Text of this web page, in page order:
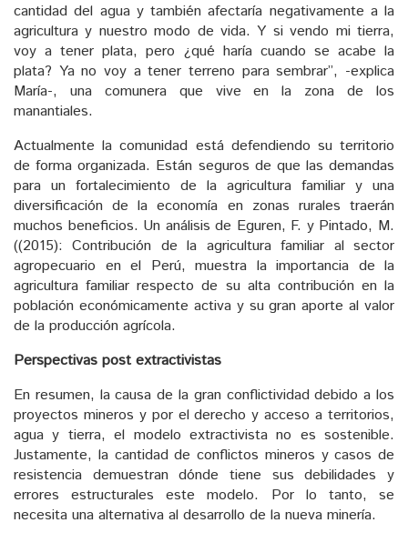
cantidad del agua y también afectaría negativamente a la
agricultura y nuestro modo de vida. Y si vendo mi tierra,
voy a tener plata, pero ¿qué haría cuando se acabe la
plata? Ya no voy a tener terreno para sembrar”, -explica
María-, una comunera que vive en la zona de los
manantiales.
Actualmente la comunidad está defendiendo su territorio
de forma organizada. Están seguros de que las demandas
para un fortalecimiento de la agricultura familiar y una
diversificación de la economía en zonas rurales traerán
muchos beneficios. Un análisis de Eguren, F. y Pintado, M.
((2015): Contribución de la agricultura familiar al sector
agropecuario en el Perú, muestra la importancia de la
agricultura familiar respecto de su alta contribución en la
población económicamente activa y su gran aporte al valor
de la producción agrícola.
Perspectivas post extractivistas
En resumen, la causa de la gran conflictividad debido a los
proyectos mineros y por el derecho y acceso a territorios,
agua y tierra, el modelo extractivista no es sostenible.
Justamente, la cantidad de conflictos mineros y casos de
resistencia demuestran dónde tiene sus debilidades y
errores estructurales este modelo. Por lo tanto, se
necesita una alternativa al desarrollo de la nueva minería.